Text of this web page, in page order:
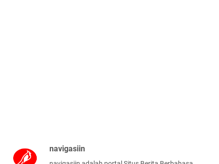
navigasiin